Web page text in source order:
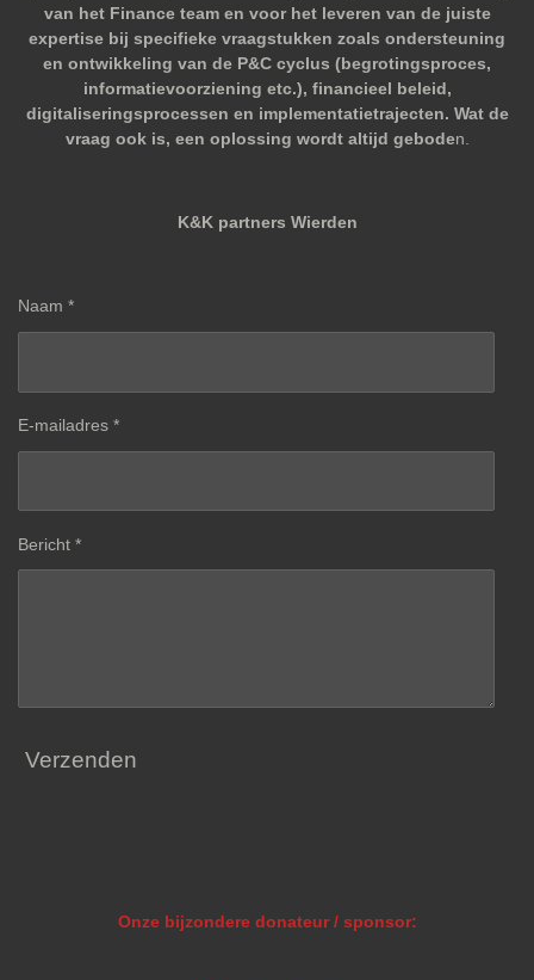
van het Finance team en voor het leveren van de juiste
expertise bij specifieke vraagstukken zoals ondersteuning
en ontwikkeling van de P&C cyclus (begrotingsproces,
informatievoorziening etc.), financieel beleid,
digitaliseringsprocessen en implementatietrajecten. Wat de
vraag ook is, een oplossing wordt altijd geboden.
K&K partners Wierden
Naam *
E-mailadres *
Bericht *
Verzenden
Onze bijzondere donateur / sponsor: